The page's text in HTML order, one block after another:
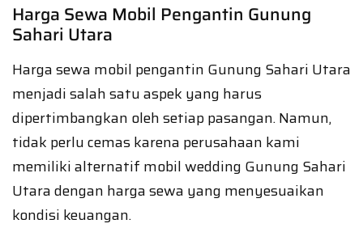
Harga Sewa Mobil Pengantin Gunung
Sahari Utara
Harga sewa mobil pengantin Gunung Sahari Utara
menjadi salah satu aspek yang harus
dipertimbangkan oleh setiap pasangan. Namun,
tidak perlu cemas karena perusahaan kami
memiliki alternatif mobil wedding Gunung Sahari
Utara dengan harga sewa yang menyesuaikan
kondisi keuangan.